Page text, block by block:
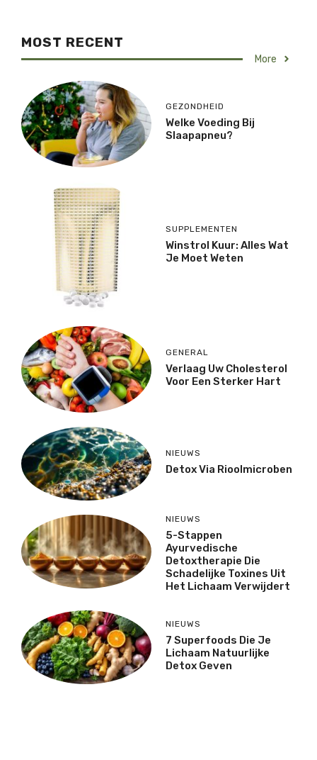
MOST RECENT
More
GEZONDHEID
Welke Voeding Bij
Slaapapneu?
SUPPLEMENTEN
Winstrol Kuur: Alles Wat
Je Moet Weten
GENERAL
Verlaag Uw Cholesterol
Voor Een Sterker Hart
NIEUWS
Detox Via Rioolmicroben
NIEUWS
5-Stappen
Ayurvedische
Detoxtherapie Die
Schadelijke Toxines Uit
Het Lichaam Verwijdert
NIEUWS
7 Superfoods Die Je
Lichaam Natuurlijke
Detox Geven